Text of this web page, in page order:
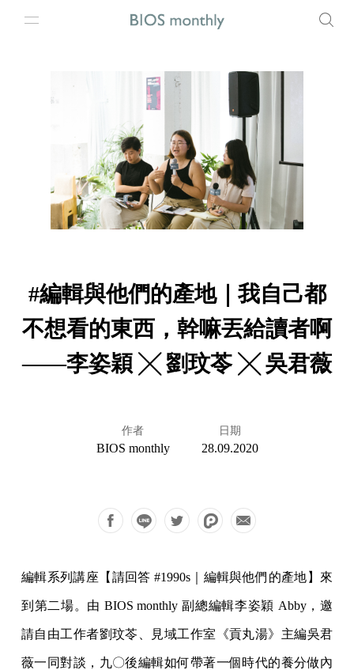
#編輯與他們的產地｜我自己都
不想看的東西，幹嘛丟給讀者啊
——李姿穎 ╳ 劉玟苓 ╳ 吳君薇
作者
BIOS monthly
日期
28.09.2020
編輯系列講座【請回答 #1990s｜編輯與他們的產地】來
到第二場。由 BIOS monthly 副總編輯李姿穎 Abby，邀
請自由工作者劉玟苓、見域工作室《貢丸湯》主編吳君
薇一同對談，九〇後編輯如何帶著一個時代的養分做內